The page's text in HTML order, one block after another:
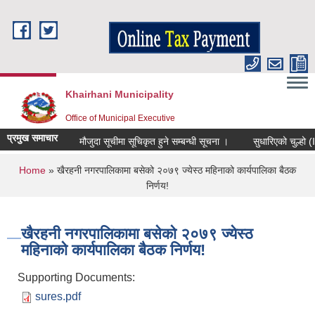
Khairhani Municipality
Office of Municipal Executive
प्रमुख समाचार मौजुदा सूचीमा सूचिकृत हुने सम्बन्धी सूचना । सुधारिएको चुल्हो
You are here
Home » खैरहनी नगरपालिकामा बसेको २०७९ ज्येस्ठ महिनाको कार्यपालिका बैठक
निर्णय!
खैरहनी नगरपालिकामा बसेको २०७९ ज्येस्ठ
महिनाको कार्यपालिका बैठक निर्णय!
Supporting Documents:
sures.pdf